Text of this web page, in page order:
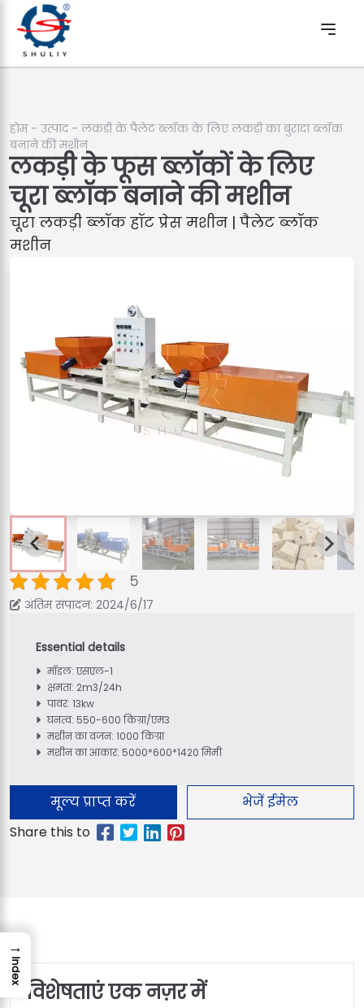
होम- उत्पाद-लकड़ी के पैलेट ब्लॉक के लिए लकड़ी का बुरादा ब्लॉक
बनाने की मशीन
लकड़ी के फूस ब्लॉकों के लिए
चूरा ब्लॉक बनाने की मशीन
चूरा लकड़ी ब्लॉक हॉट प्रेस मशीन | पैलेट ब्लॉक
मशीन
5
अंतिम संपादन: 2024/6/17
मॉडल: एसएल-1
क्षमता: 2m3/24h
पावर: 13kw
घनत्व: 550-600 किग्रा/एम3
मशीन का वजन: 1000 किग्रा
मशीन का आकार: 5000*600*1420 मिमी
मूल्य प्राप्त करें भेजें ईमेल
विशेषताएं एक नज़र में
→
Index